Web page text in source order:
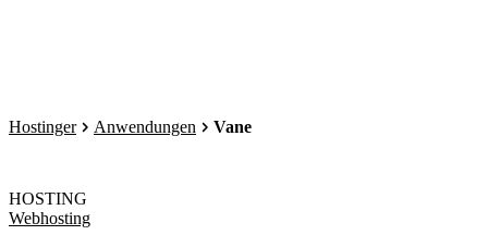
Hostinger Anwendungen Vane
HOSTING
Webhosting